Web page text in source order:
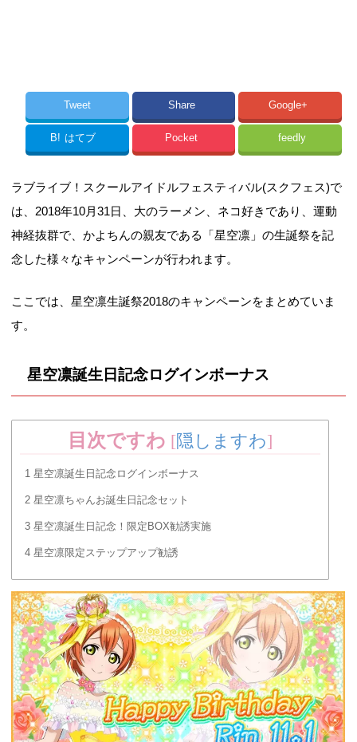
Tweet Share Google+
B! はてブ Pocket feedly
ラブライブ！スクールアイドルフェスティバル(スクフェス)で
は、2018年10月31日、大のラーメン、ネコ好きであり、運動
神経抜群で、かよちんの親友である「星空凛」の生誕祭を記
念した様々なキャンペーンが行われます。
ここでは、星空凛生誕祭2018のキャンペーンをまとめていま
す。
星空凛誕生日記念ログインボーナス
目次ですわ [隠しますわ]
1 星空凛誕生日記念ログインボーナス
2 星空凛ちゃんお誕生日記念セット
3 星空凛誕生日記念！限定BOX勧誘実施
4 星空凛限定ステップアップ勧誘